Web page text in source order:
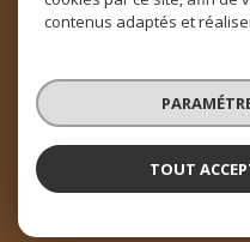
© 2026 | Tous droits
contenus adaptés et
TOUT